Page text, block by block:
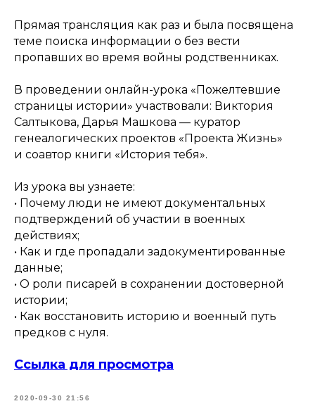
Прямая трансляция как раз и была посвящена
теме поиска информации о без вести
пропавших во время войны родственниках.
В проведении онлайн-урока «Пожелтевшие
страницы истории» участвовали: Виктория
Салтыкова, Дарья Машкова — куратор
генеалогических проектов «Проекта Жизнь»
и соавтор книги «История тебя».
Из урока вы узнаете:
• Почему люди не имеют документальных
подтверждений об участии в военных
действиях;
• Как и где пропадали задокументированные
данные;
• О роли писарей в сохранении достоверной
истории;
• Как восстановить историю и военный путь
предков с нуля.
Ссылка для просмотра
2020-09-30 21:56